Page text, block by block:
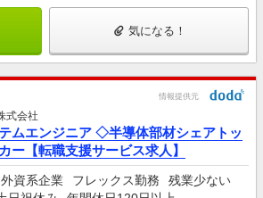
気になる！
情報提供元
式会社
ムエンジニア ◇半導体部材シェアトッ
ー【転職支援サービス求人】
外資系企業 フレックス勤務
残業少ない